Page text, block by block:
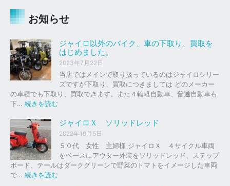
お知らせ
ジャイロ以外のバイク、車の下取り、買取を
はじめました。
2023年7月22日
当店ではメインで取り扱っているのはジャイロシリー
ズですが下取り、買取につきましては どのメーカー
の車種でも下取り、買取できます。また４輪軽自動車、普通自動車も
下… 続きを読む
ャ
イ
ロ
以
外
の
ジャイロＸ ソリッドレッド
2022年10月5日
５０代 女性 主婦様 ジャイロＸ ４サイクル車両
をベースにアウター外装をソリッドレッド、ステップ
ボード、テールはダークグリーンで野菜のトマトをイメージした車両
で… 続きを読む